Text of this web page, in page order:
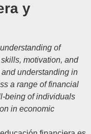
y
of
motivation, and
understanding in
a range of financial
being of individuals
in economic